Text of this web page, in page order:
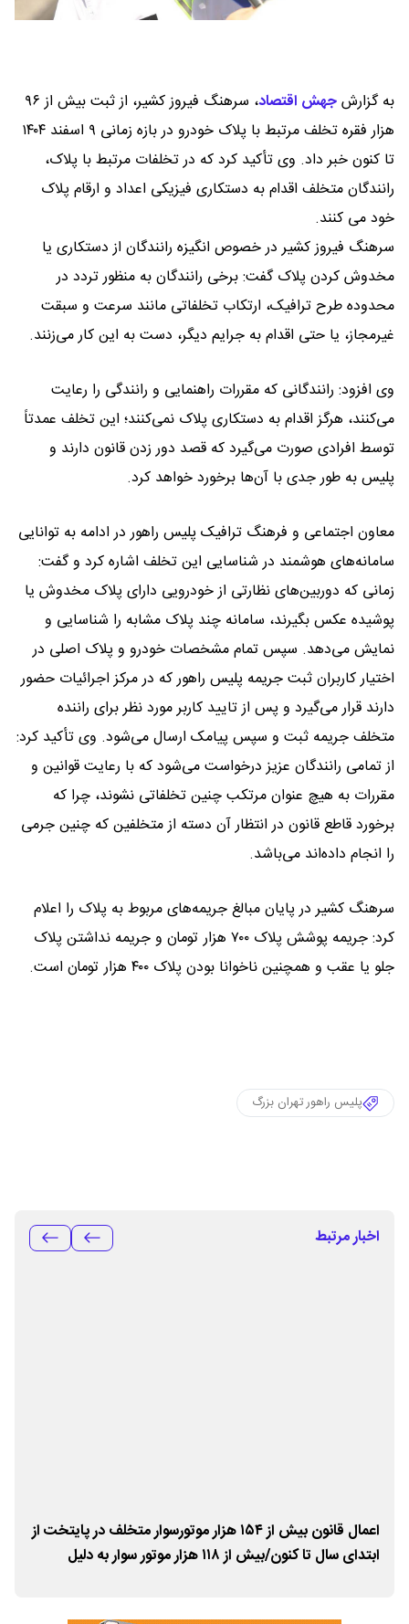
به گزارشجهش اقتصاد،
سرهنگ فیروز کشیر، از ثبت بیش از ۹۶
هزار فقره تخلف مرتبط با پلاک خودرو در بازه زمانی ۹ اسفند ۱۴۰۴
تا کنون خبر داد. وی تأکید کرد که در تخلفات مرتبط با پلاک،
رانندگان متخلف اقدام به دستکاری فیزیکی اعداد و ارقام پلاک
خود می کنند.
سرهنگ فیروز کشیر در خصوص انگیزه رانندگان از دستکاری یا
مخدوش کردن پلاک گفت: برخی رانندگان به منظور تردد در
محدوده طرح ترافیک، ارتکاب تخلفاتی مانند سرعت و سبقت
غیرمجاز، یا حتی اقدام به جرایم دیگر، دست به این کار می‌زنند.
وی افزود: رانندگانی که مقررات راهنمایی و رانندگی را رعایت
می‌کنند، هرگز اقدام به دستکاری پلاک نمی‌کنند؛ این تخلف عمدتاً
توسط افرادی صورت می‌گیرد که قصد دور زدن قانون دارند و
پلیس به طور جدی با آن‌ها برخورد خواهد کرد.
معاون اجتماعی و فرهنگ ترافیک پلیس راهور در ادامه به توانایی
سامانه‌های هوشمند در شناسایی این تخلف اشاره کرد و گفت:
زمانی که دوربین‌های نظارتی از خودرویی دارای پلاک مخدوش یا
پوشیده عکس بگیرند، سامانه چند پلاک مشابه را شناسایی و
نمایش می‌دهد. سپس تمام مشخصات خودرو و پلاک اصلی در
اختیار کاربران ثبت جریمه پلیس راهور که در مرکز اجرائیات حضور
دارند قرار می‌گیرد و پس از تایید کاربر مورد نظر برای راننده
متخلف جریمه ثبت و سپس پیامک ارسال می‌شود. وی تأکید کرد:
از تمامی رانندگان عزیز درخواست می‌شود که با رعایت قوانین و
مقررات به هیچ عنوان مرتکب چنین تخلفاتی نشوند، چرا که
برخورد قاطع‌ قانون در انتظار آن دسته از متخلفین که چنین جرمی
را انجام داده‌اند می‌باشد.
سرهنگ کشیر در پایان مبالغ جریمه‌های مربوط به پلاک را اعلام
کرد: جریمه پوشش پلاک ۷۰۰ هزار تومان و جریمه نداشتن پلاک
جلو یا عقب و همچنین ناخوانا بودن پلاک ۴۰۰ هزار تومان است.
پلیس راهور تهران بزرگ
اخبار مرتبط
اعمال قانون بیش از ۱۵۴ هزار موتورسوار متخلف در پایتخت از
ابتدای سال تا کنون/بیش از ۱۱۸ هزار موتور سوار به دلیل